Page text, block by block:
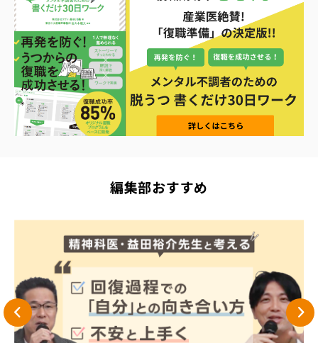
編集部おすすめ